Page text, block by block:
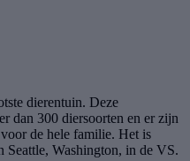
dierentuin. Deze
dan 300 diersoorten en er zijn
de hele familie. Het is
Washington, in de VS.